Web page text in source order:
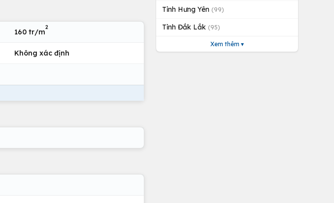
160 tr/m
2
Không xác định
Tỉnh Hưng Yên (99)
Tỉnh Đắk Lắk (95)
Xem thêm ▾